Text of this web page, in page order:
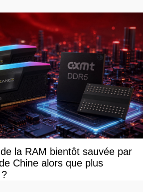
la RAM bientôt sauvée par
Chine alors que plus